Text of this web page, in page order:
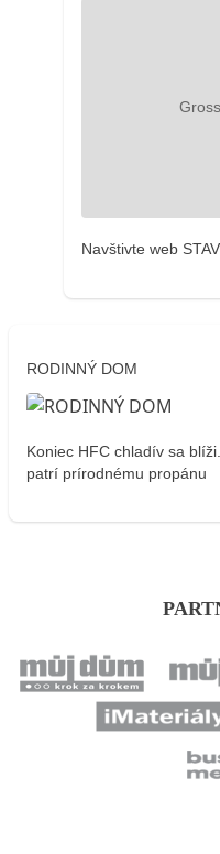
Navštivte web
RODINNÝ DOM
Koniec HFC chladív sa
patrí prírodnému propánu